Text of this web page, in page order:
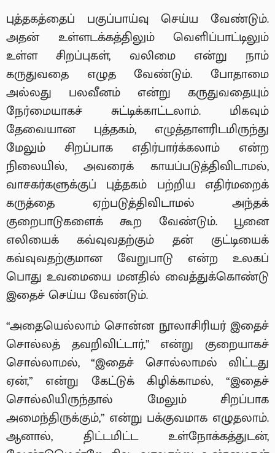
புத்தகத்தைப் பகுப்பாய்வு செய்ய வேண்டும்.
அதன் உள்ளடக்கத்திலும் வெளிப்பாட்டிலும்
உள்ள சிறப்புகள், வலிமை என்று நாம்
கருதுவதை எழுத வேண்டும். போதாமை
அல்லது பலவீனம் என்று கருதுவதையும்
நேர்மையாகச் சுட்டிக்காட்டலாம். மிகவும்
தேவையான புத்தகம், எழுத்தாளரிடமிருந்து
மேலும் சிறப்பாக எதிர்பார்க்கலாம் என்ற
நிலையில், அவரைக் காயப்படுத்திவிடாமல்,
வாசகர்களுக்குப் புத்தகம் பற்றிய எதிர்மறைக்
கருத்தை ஏற்படுத்திவிடாமல் அந்தக்
குறைபாடுகளைக் கூற வேண்டும். பூனை
எலியைக் கவ்வுவதற்கும் தன் குட்டியைக்
கவ்வுவதற்குமான வேறுபாடு என்ற உலகப்
பொது உவமையை மனதில் வைத்துக்கொண்டு
இதைச் செய்ய வேண்டும்.
“அதையெல்லாம் சொன்ன நூலாசிரியர் இதைச்
சொல்லத் தவறிவிட்டார்,” என்று குறையாகச்
சொல்லாமல், “இதைச் சொல்லாமல் விட்டது
ஏன்,” என்று கேட்டுக் கிழிக்காமல், “இதைச்
சொல்லியிருந்தால் மேலும் சிறப்பாக
அமைந்திருக்கும்,” என்று பக்குவமாக எழுதலாம்.
ஆனால், திட்டமிட்ட உள்நோக்கத்துடன்,